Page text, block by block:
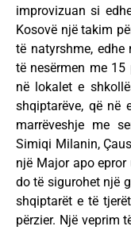
improvizuan si
Kosovë një takim
të natyrshme,
të nesërmen me
në lokalet e
shqiptarëve, që në
marrëveshje me
Simiqi Milanin,
një Major apo epror
do të sigurohet një
shqiptarët e të
përzier. Një veprim